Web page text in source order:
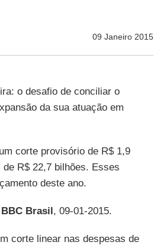
09 Janeiro 2015
o desafio de conciliar o
da sua atuação em
corte provisório de R$ 1,9
R$ 22,7 bilhões. Esses
deste ano.
BBC Brasil, 09-01-2015.
corte linear nas despesas de